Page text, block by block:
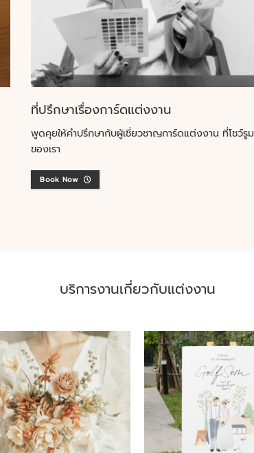
ที่ปรึกษาเรื่องการ์ดแต่งงาน
พูดคุยให้คำปรึกษากับผู้เชี่ยวชาญการ์ดแต่งงาน ที่โชว์รูม
ของเรา
Book Now
บริการงานเกี่ยวกับแต่งงาน